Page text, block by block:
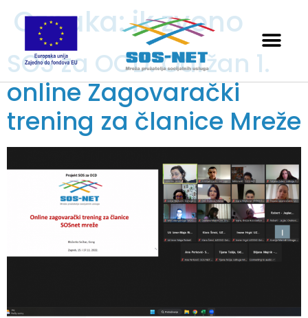
Oznaka:ik zvono
SOS za OCD: Održan 1.
online Zagovarački
trening za članice Mreže